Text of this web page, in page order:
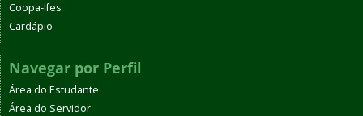
Coopa-Ifes
Cardápio
Navegar por Perfil
Área do Estudante
Área do Servidor